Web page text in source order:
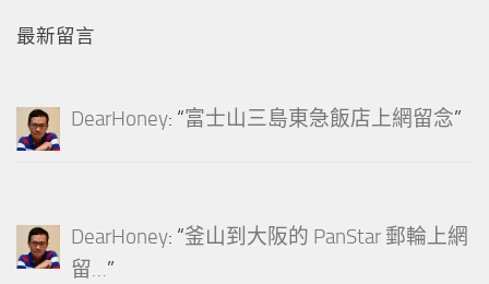
最新留言
DearHoney: “富士山三島東急飯店上網留念”
DearHoney: “釜山到大阪的 PanStar 郵輪上網
留…”